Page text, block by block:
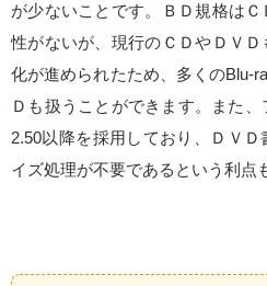
が少ないことです。ＢＤ規格は
性がないが、現行のＣＤやＤＶ
化が進められたため、多くのBlu-
Ｄも扱うことができます。また
2.50以降を採用しており、ＤＶ
イズ処理が不要であるという利点